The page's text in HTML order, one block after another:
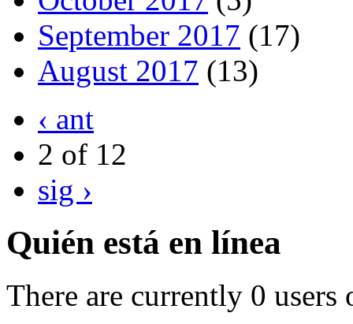
September 2017 (17)
August 2017 (13)
‹ ant
2 of 12
sig ›
Quién está en línea
There are currently 0 users